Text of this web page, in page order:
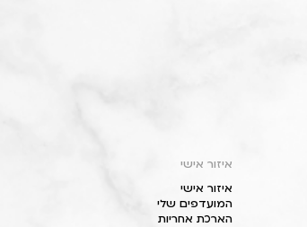
איזור אישי
איזור אישי
המועדפים שלי
הארכת אחריות